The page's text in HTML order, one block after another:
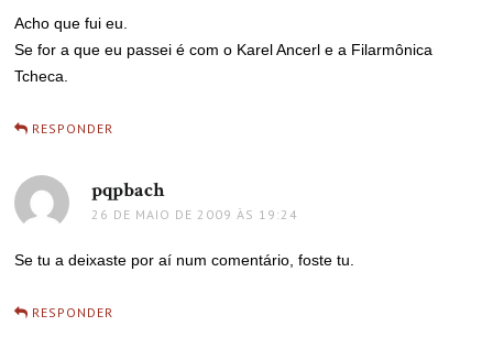
Acho que fui eu.
Se for a que eu passei é com o Karel Ancerl e a Filarmônica
Tcheca.
RESPONDER
pqpbachdisse:
26 DE MAIO DE 2009 ÀS 19:24
Se tu a deixaste por aí num comentário, foste tu.
RESPONDER